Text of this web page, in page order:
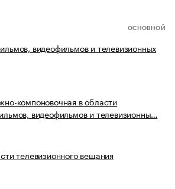
ОСНОВНОЙ
видеофильмов и телевизионных
компоновочная в области
видеофильмов и телевизионны…
телевизионного вещания